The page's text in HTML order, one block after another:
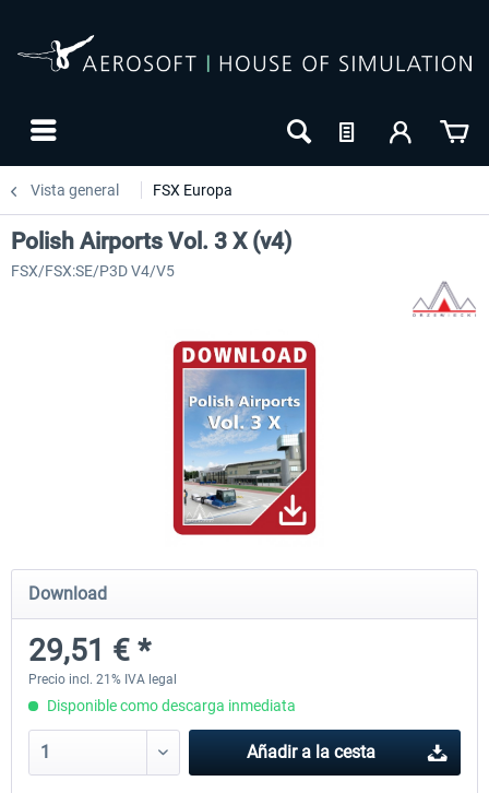
Vista general FSX Europa
Mega Airport Frankfurt V2.0
30,45 € *
Mega Airport Berlin
Polish Airports Vol. 3 X (v4)
FSX/FSX:SE/P3D V4/V5
Download
29,51 € *
Precio incl. 21% IVA legal
Disponible como descarga inmediata
Añadir a la cesta